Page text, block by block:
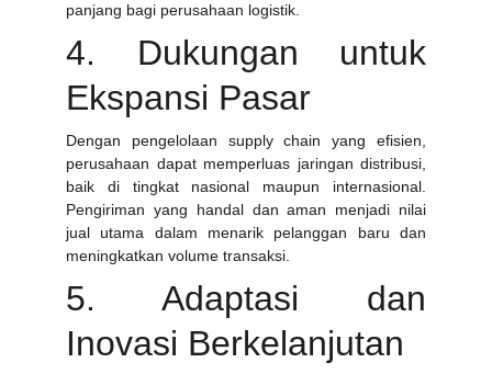
panjang bagi perusahaan logistik.
4. Dukungan untuk
Ekspansi Pasar
Dengan pengelolaan supply chain yang efisien,
perusahaan dapat memperluas jaringan distribusi,
baik di tingkat nasional maupun internasional.
Pengiriman yang handal dan aman menjadi nilai
jual utama dalam menarik pelanggan baru dan
meningkatkan volume transaksi.
5. Adaptasi dan
Inovasi Berkelanjutan